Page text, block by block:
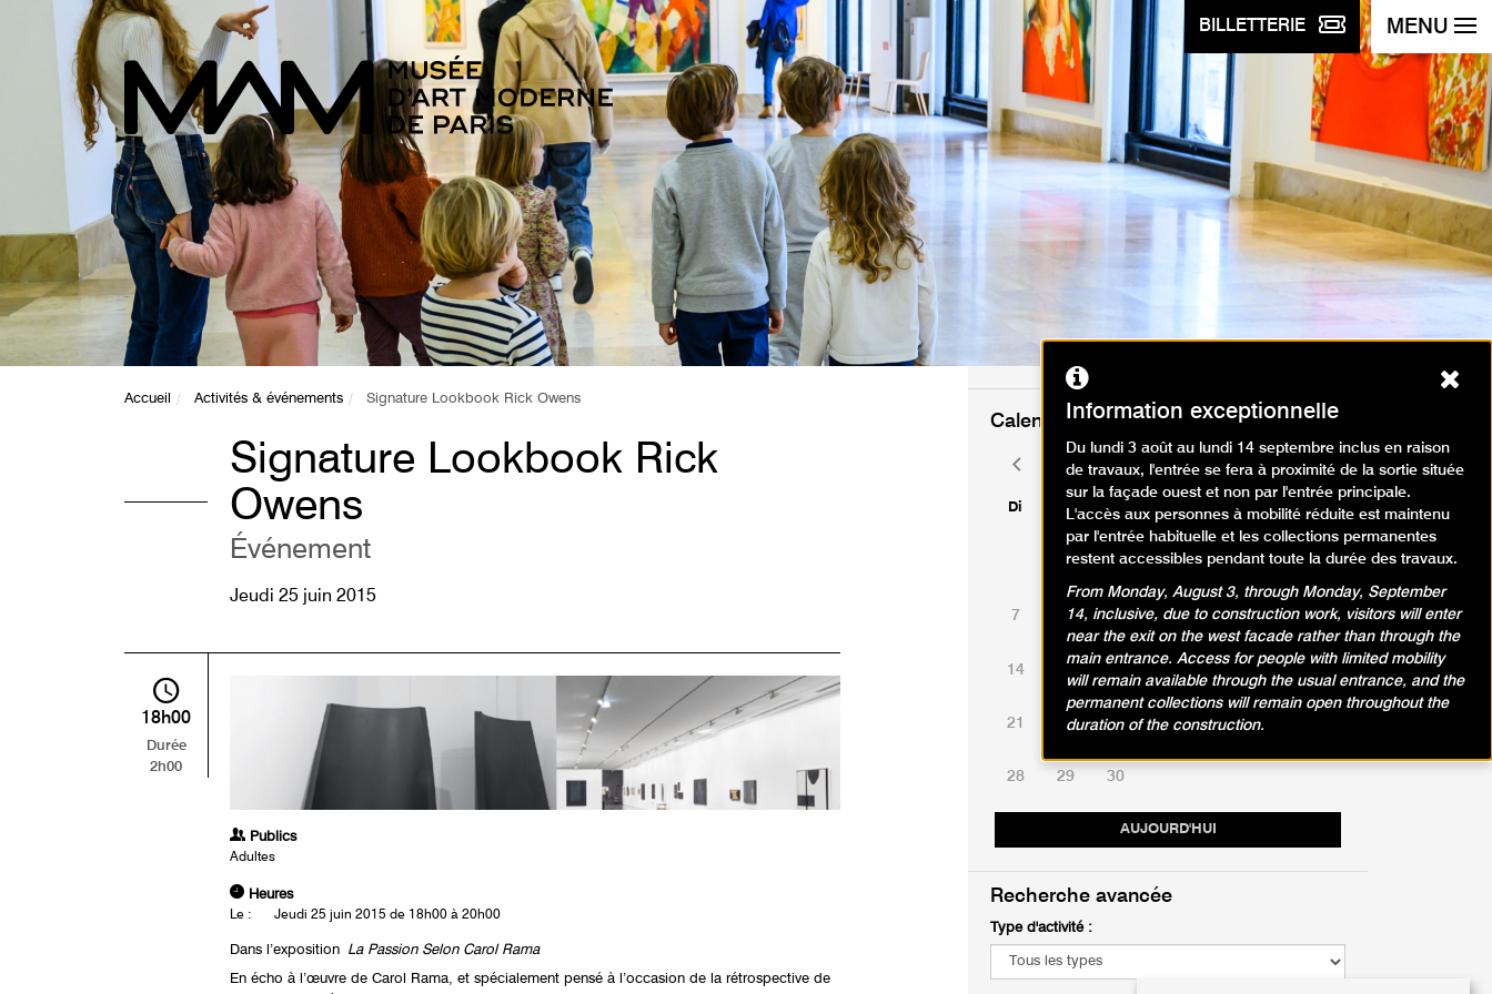
BILLETTERIE MENU
Accueil Activités & événements Signature Lookbook Rick Owens
Signature Lookbook Rick
Owens
Événement
Jeudi 25 juin 2015
18h00
Durée
2h00
Publics
Adultes
Heures
Le : Jeudi 25 juin 2015 de 18h00 à 20h00
Dans l’exposition La Passion Selon Carol Rama
En écho à l’œuvre de Carol Rama, et spécialement pensé à l’occasion de la rétrospective de
Calendrier des événements
juin 2026
Di Lu Ma Ve Sa
AUJOURD'HUI
1 2 3 4 5 6
7 8 9 10 11 12 13
14
21 22 23 24 25 26
28 29 30
Mois
précédent
Mois
suivant
Recherche avancée
Type d'activité :
Information exceptionnelle
Du lundi 3 août au lundi 14 septembre inclus en raison
de travaux, l'entrée se fera à proximité de la sortie située
sur la façade ouest et non par l'entrée principale.
L'accès aux personnes à mobilité réduite est maintenu
par l'entrée habituelle et les collections permanentes
restent accessibles pendant toute la durée des travaux.
From Monday, August 3, through Monday, September
14, inclusive, due to construction work, visitors will enter
near the exit on the west facade rather than through the
main entrance. Access for people with limited mobility
will remain available through the usual entrance, and the
permanent collections will remain open throughout the
duration of the construction.